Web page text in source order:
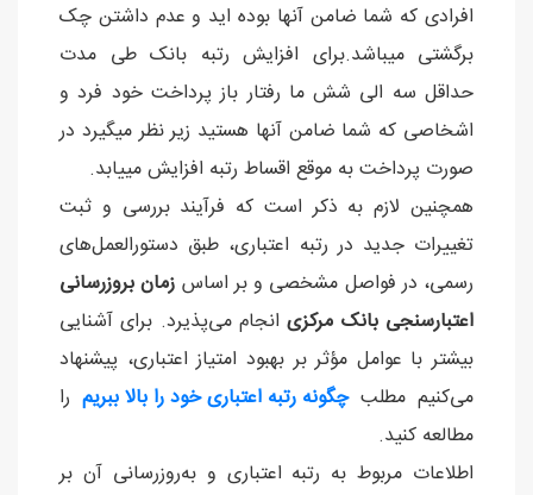
افرادی که شما ضامن آنها بوده اید و عدم داشتن چک
برگشتی میباشد.برای افزایش رتبه بانک طی مدت
حداقل سه الی شش ما رفتار باز پرداخت خود فرد و
اشخاصی که شما ضامن آنها هستید زیر نظر میگیرد در
صورت پرداخت به موقع اقساط رتبه افزایش مییابد.
همچنین لازم به ذکر است که فرآیند بررسی و ثبت
تغییرات جدید در رتبه اعتباری، طبق دستورالعمل‌های
رسمی، در فواصل مشخصی و بر اساس زمان بروزرسانی
اعتبارسنجی بانک مرکزیانجام می‌پذیرد. برای آشنایی
بیشتر با عوامل مؤثر بر بهبود امتیاز اعتباری، پیشنهاد
می‌کنیم مطلبچگونه رتبه اعتباری خود را بالا ببریم را
مطالعه کنید.
اطلاعات مربوط به رتبه اعتباری و به‌روزرسانی آن بر